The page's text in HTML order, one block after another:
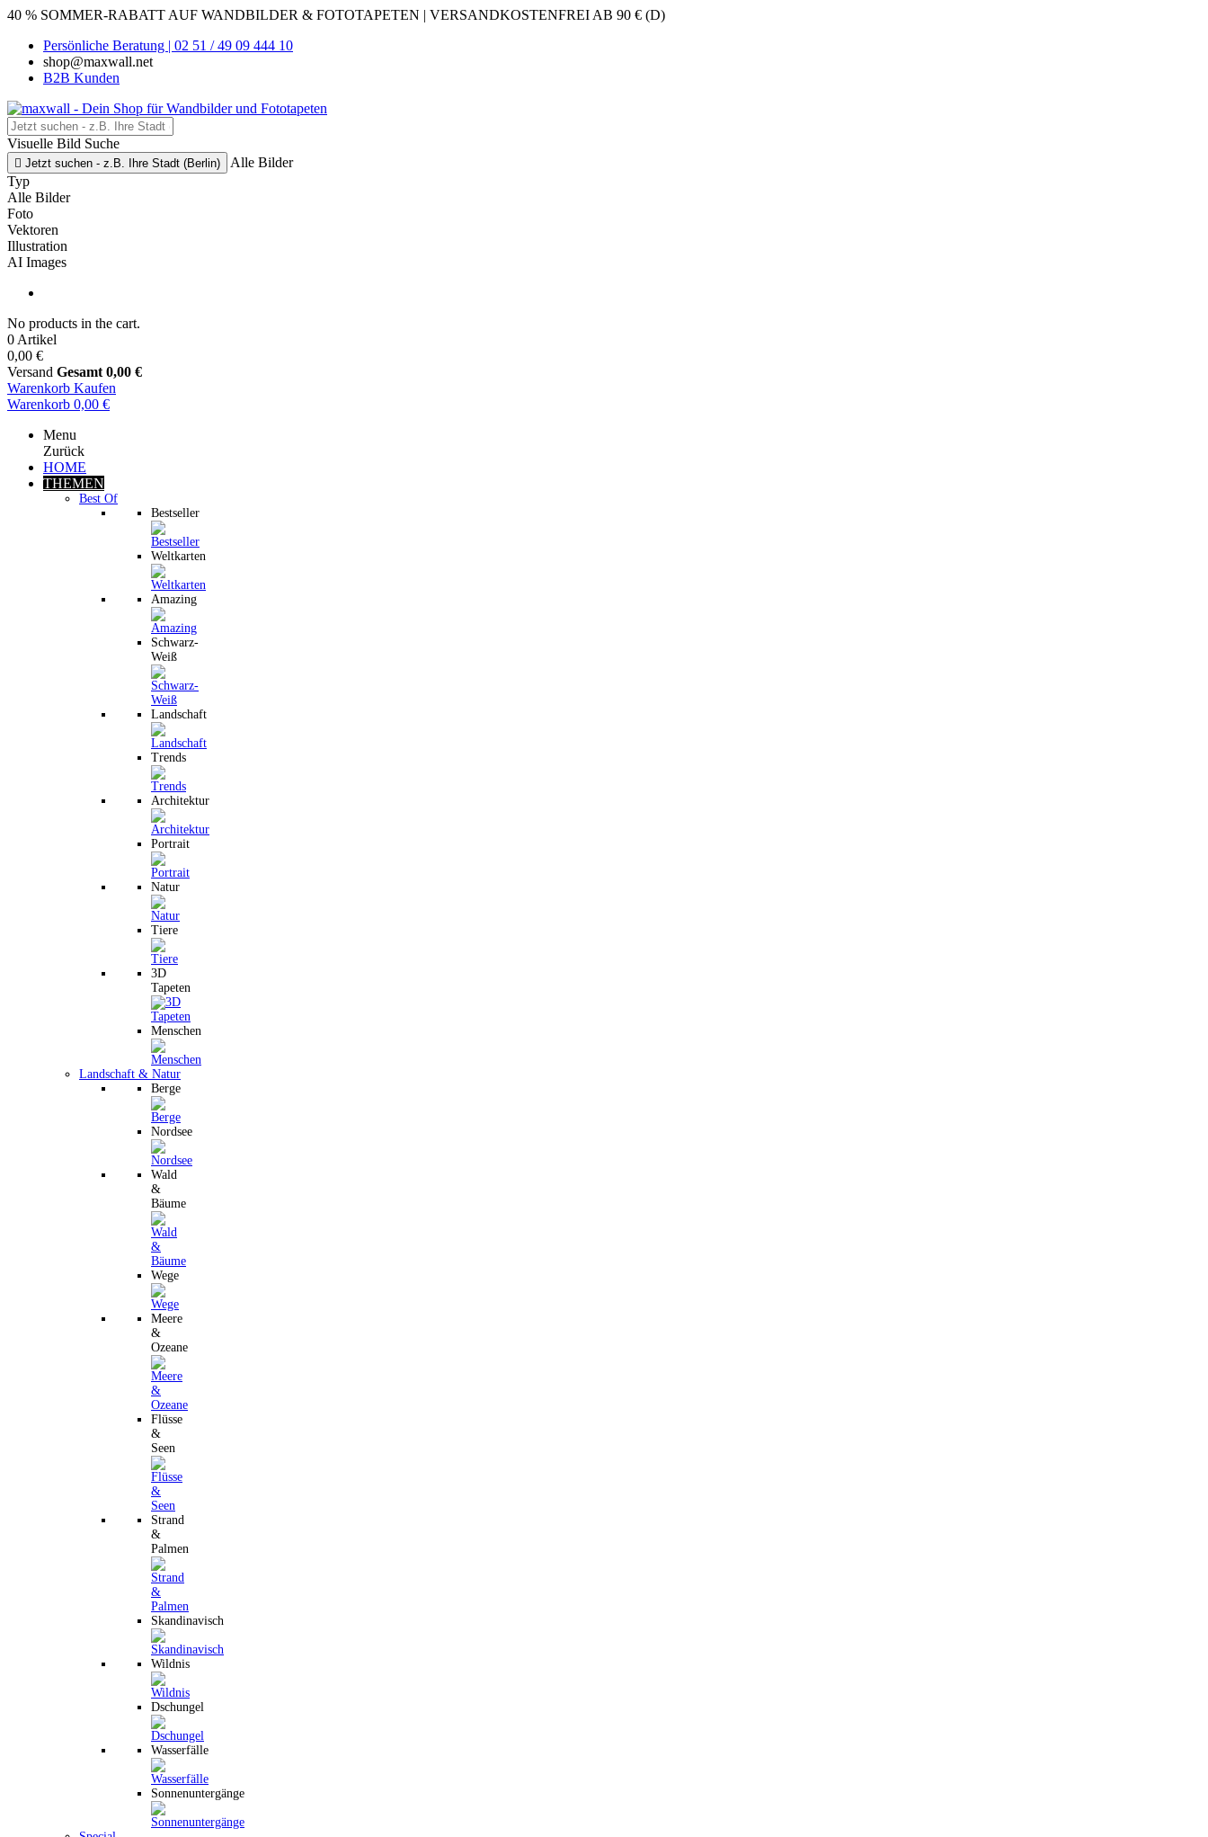
40 % SOMMER-RABATT AUF WANDBILDER & FOTOTAPETEN | VERSANDKOSTENFREI AB 90 € (D)
Persönliche Beratung | 02 51 / 49 09 444 10
shop@maxwall.net
B2B Kunden
Visuelle Bild Suche
 Jetzt suchen - z.B. Ihre Stadt (Berlin)
Alle Bilder
Typ
Alle Bilder
Foto
Vektoren
Illustration
AI Images
No products in the cart.
0 Artikel
0,00 €
Versand Gesamt 0,00 €
Warenkorb Kaufen
Warenkorb 0,00 €
Menu
Zurück
HOME
THEMEN
Best Of
Bestseller
Weltkarten
Amazing
Schwarz-
Weiß
Landschaft
Trends
Architektur
Portrait
Natur
Tiere
3D
Tapeten
Menschen
Landschaft & Natur
Berge
Nordsee
Wald
&
Bäume
Wege
Meere
&
Ozeane
Flüsse
&
Seen
Strand
&
Palmen
Skandinavisch
Wildnis
Dschungel
Wasserfälle
Sonnenuntergänge